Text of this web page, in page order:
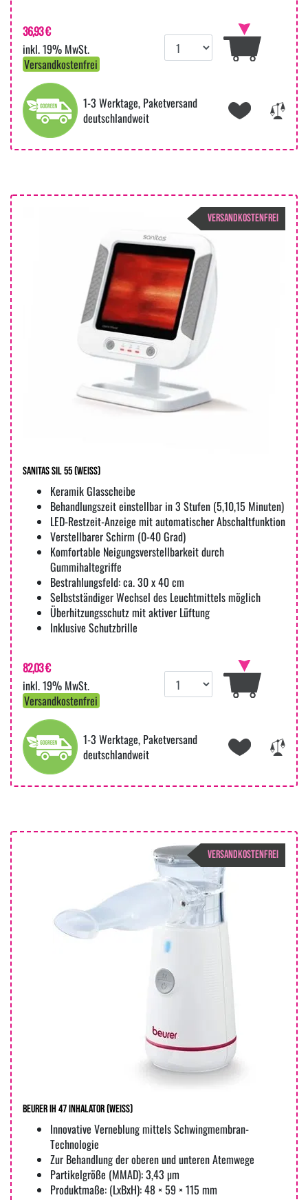
36,93 €
inkl. 19% MwSt.
Versandkostenfrei
1-3 Werktage, Paketversand
deutschlandweit
VERSANDKOSTENFREI
Sanitas SIL 55 (weiss)
Keramik Glasscheibe
Behandlungszeit einstellbar in 3 Stufen (5,10,15 Minuten)
LED-Restzeit-Anzeige mit automatischer Abschaltfunktion
Verstellbarer Schirm (0-40 Grad)
Komfortable Neigungsverstellbarkeit durch
Gummihaltegriffe
Bestrahlungsfeld: ca. 30 x 40 cm
Selbstständiger Wechsel des Leuchtmittels möglich
Überhitzungsschutz mit aktiver Lüftung
Inklusive Schutzbrille
82,03 €
inkl. 19% MwSt.
Versandkostenfrei
1-3 Werktage, Paketversand
deutschlandweit
VERSANDKOSTENFREI
Beurer IH 47 Inhalator (weiss)
Innovative Verneblung mittels Schwingmembran-
Technologie
Zur Behandlung der oberen und unteren Atemwege
Partikelgröße (MMAD): 3,43 µm
Produktmaße: (LxBxH): 48 × 59 × 115 mm